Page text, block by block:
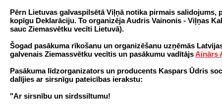
Pērn Lietuvas galvaspilsētā Viļņā notika pirmais salidojums,
kopīgu Deklarāciju. To organizēja Audris Vainonis - Viļņas
sauc Ziemasvētku vecīti Lietuvā).
Šogad pasākuma rīkošanu un organizēšanu uzņēmās
galvenais Ziemassvētku vecītis un pasākumu vadītājsAinārs
Pasākuma līdzorganizators un producents Kaspars Ūdris
dalījies ar sirsnīgu pateicības ierakstu:
"Ar sirsnību un sirdssiltumu!